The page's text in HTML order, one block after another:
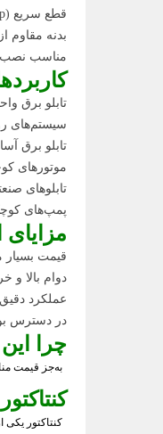
قطع سریع (Fast Trip)
بدنه مقاوم
مناسب
تابلو برق
سیستم‌های
تابلو برق
موتورهای
تابلوهای
پمپ‌های
قیمت بسیار
دوام بالا و
عملکرد
در دسترس
چرا
به‌جز قیمت
کنتاکتور